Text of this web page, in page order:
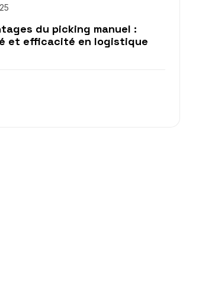
du picking manuel :
et efficacité en logistique